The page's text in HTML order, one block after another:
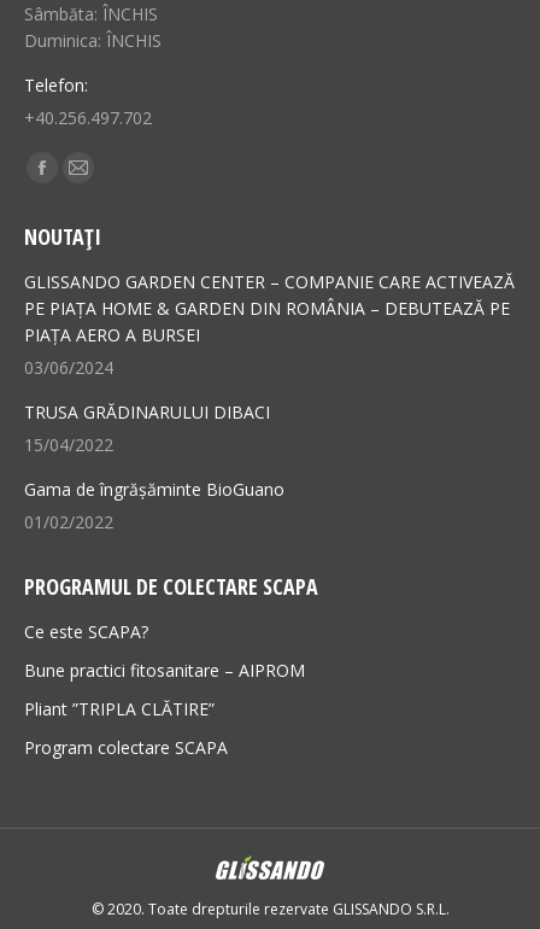
Sâmbăta: ÎNCHIS
Duminica: ÎNCHIS
Telefon:
+40.256.497.702
Find us on:
Facebook
opens
in
new
window
Mail
opens
in
new
window
NOUTAȚI
GLISSANDO GARDEN CENTER – COMPANIE CARE ACTIVEAZĂ
PE PIAȚA HOME & GARDEN DIN ROMÂNIA – DEBUTEAZĂ PE
PIAȚA AERO A BURSEI
03/06/2024
TRUSA GRĂDINARULUI DIBACI
15/04/2022
Gama de îngrășăminte BioGuano
01/02/2022
PROGRAMUL DE COLECTARE SCAPA
Ce este SCAPA?
Bune practici fitosanitare – AIPROM
Pliant ”TRIPLA CLĂTIRE”
Program colectare SCAPA
© 2020. Toate drepturile rezervate GLISSANDO S.R.L.